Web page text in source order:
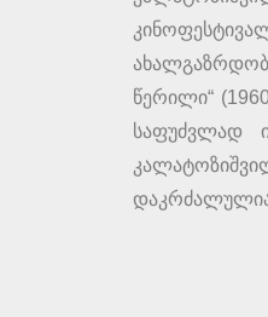
წერილი“
საფუძვლად